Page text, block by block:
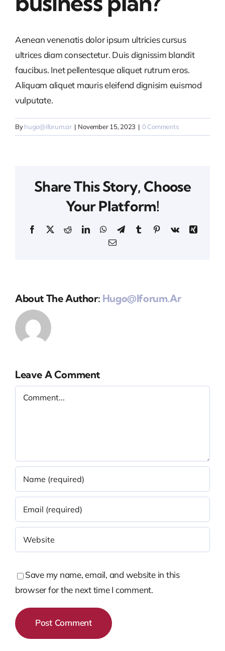
Contacto
Español
Aenean venenatis dolor ipsum ultricies cursus
ultrices diam consectetur. Duis dignissim blandit
faucibus. Inet pellentesque aliquet rutrum eros.
Aliquam aliquet mauris eleifend dignisim euismod
vulputate.
Byhugo@iforum.ar | November 15, 2023 | 0 Comments
Share This Story, Choose
Your Platform!
Facebook
X RedditLinkedInWhatsApp
TelegramTumblrPinterestVk
Xing
Email
About The Author: Hugo@iforum.ar
Leave A Comment
Comment
Save my name, email, and website in this
browser for the next time I comment.